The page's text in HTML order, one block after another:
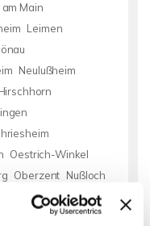
Main
Leimen
Neulußheim
Oestrich-Winkel
Oberzent Nußloch